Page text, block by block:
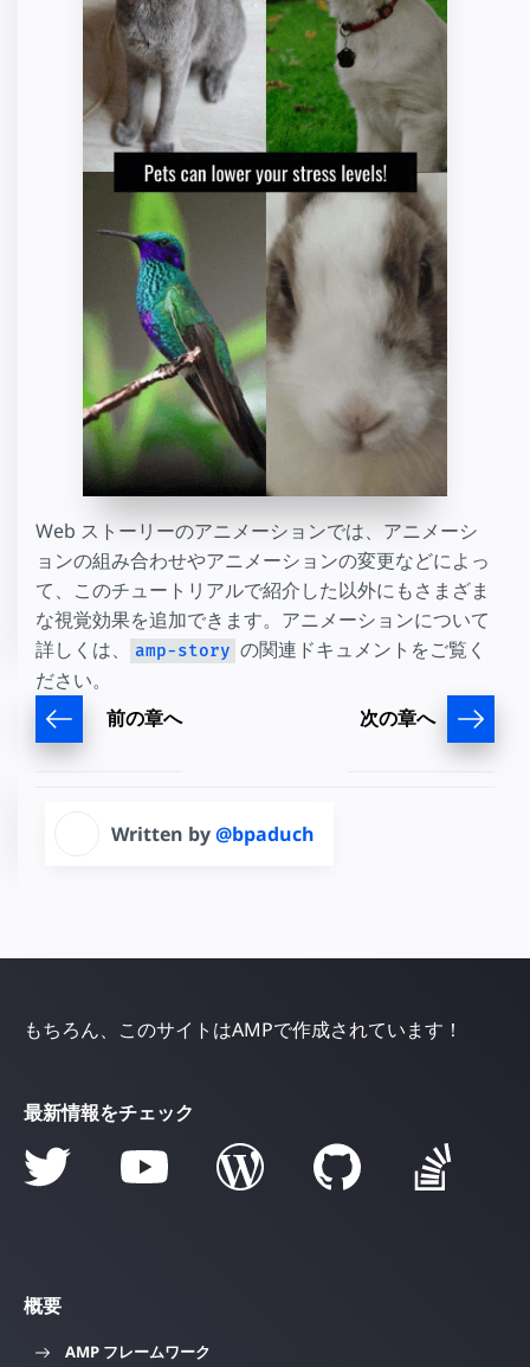
Web ストーリーのアニメーションでは、アニメーシ
ョンの組み合わせやアニメーションの変更などによっ
て、このチュートリアルで紹介した以外にもさまざま
な視覚効果を追加できます。アニメーションについて
詳しくは、
amp-story の関連ドキュメントをご覧く
ださい。
前の章へ 次の章へ
Written by@bpaduch
もちろん、このサイトはAMPで作成されています！
最新情報をチェック
概要
AMP フレームワーク